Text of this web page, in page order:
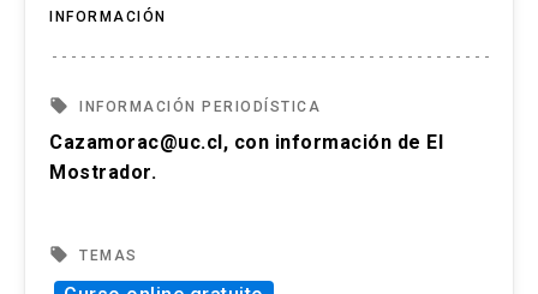
INFORMACIÓN
local_offer INFORMACIÓN PERIODÍSTICA
Cazamorac@uc.cl, con información de El
Mostrador.
local_offer TEMAS